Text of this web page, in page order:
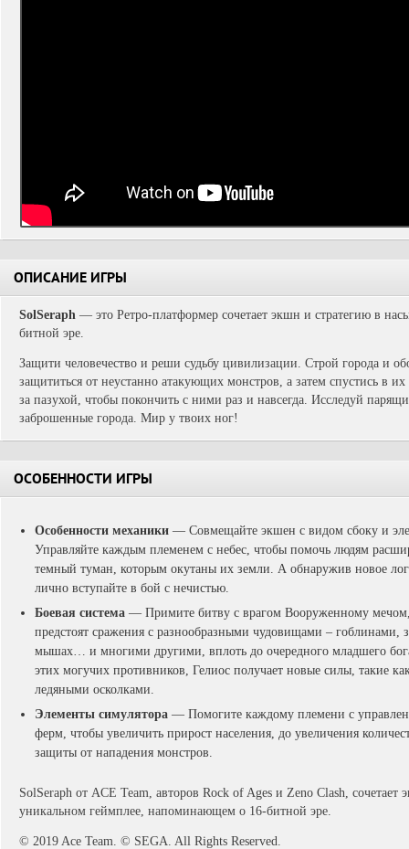
ОПИСАНИЕ ИГРЫ
SolSeraph — это Ретро-платформер сочетает экшн и стратегию в
битной эре.
Защити человечество и реши судьбу цивилизации. Строй города и
защититься от неустанно атакующих монстров, а затем спустись в
за пазухой, чтобы покончить с ними раз и навсегда. Исследуй
заброшенные города. Мир у твоих ног!
ОСОБЕННОСТИ ИГРЫ
Особенности механики — Совмещайте экшен с видом сбоку и
Управляйте каждым племенем с небес, чтобы помочь людям
темный туман, которым окутаны их земли. А обнаружив новое
лично вступайте в бой с нечистью.
Боевая система — Примите битву с врагом Вооруженному
предстоят сражения с разнообразными чудовищами – гоблинами,
мышах… и многими другими, вплоть до очередного младшего
этих могучих противников, Гелиос получает новые силы, такие
ледяными осколками.
Элементы симулятора — Помогите каждому племени с
ферм, чтобы увеличить прирост населения, до увеличения
защиты от нападения монстров.
SolSeraph от ACE Team, авторов Rock of Ages и Zeno Clash,
уникальном геймплее, напоминающем о 16-битной эре.
© 2019 Ace Team. © SEGA. All Rights Reserved.